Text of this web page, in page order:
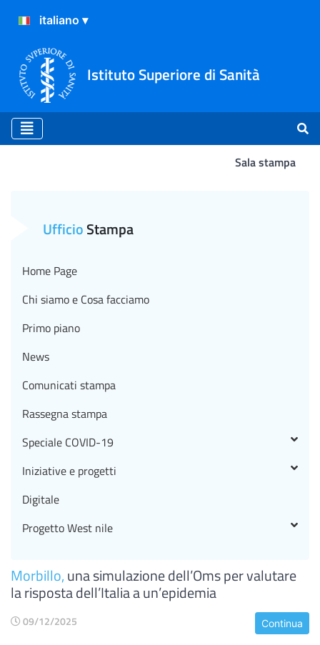
Istituto Superiore di Sanità
Sala stampa
Morbillo,una simulazione dell’Oms per valutare
la risposta dell’Italia a un’epidemia
09/12/2025 Continua
UfficioStampa
Home Page
Chi siamo e Cosa facciamo
Primo piano
News
Comunicati stampa
Rassegna stampa
Speciale COVID-19
Iniziative e progetti
Digitale
Progetto West nile